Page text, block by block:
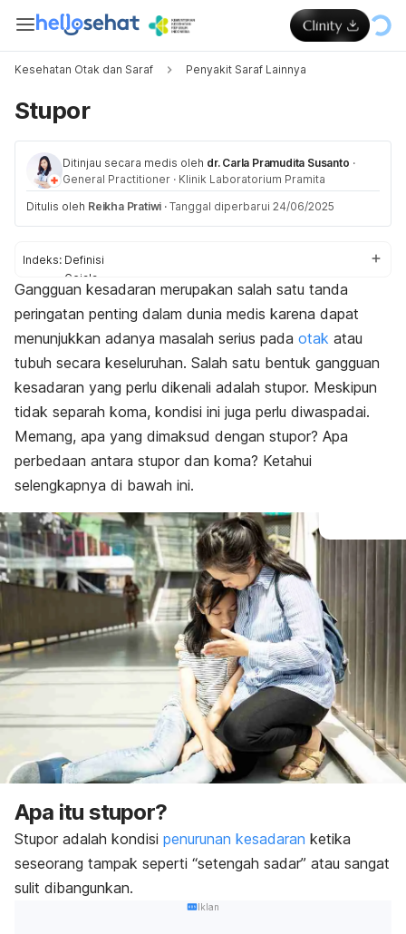
Kesehatan Otak dan Saraf Penyakit Saraf Lainnya
Stupor
Ditinjau secara medis oleh dr. Carla Pramudita Susanto ·
General Practitioner · Klinik Laboratorium Pramita
Ditulis oleh Reikha Pratiwi · Tanggal diperbarui 24/06/2025
Indeks: Definisi
Gejala
Penyebab
Diagnosis
Pengobatan
Gangguan kesadaran merupakan salah satu tanda
peringatan penting dalam dunia medis karena dapat
menunjukkan adanya masalah serius pada otak atau
tubuh secara keseluruhan. Salah satu bentuk gangguan
kesadaran yang perlu dikenali adalah stupor. Meskipun
tidak separah koma, kondisi ini juga perlu diwaspadai.
Memang, apa yang dimaksud dengan stupor? Apa
perbedaan antara stupor dan koma? Ketahui
selengkapnya di bawah ini.
Apa itu stupor?
Stupor adalah kondisi penurunan kesadaran ketika
seseorang tampak seperti “setengah sadar” atau sangat
sulit dibangunkan.
Iklan